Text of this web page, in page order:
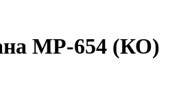
МР-654 (КО)